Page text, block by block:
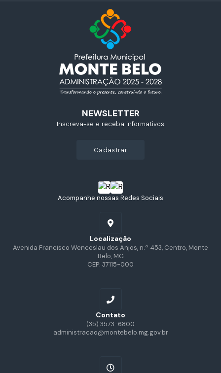
Acompanhe nossas Redes Sociais
Localização
Avenida Francisco Wenceslau dos Anjos, n.º 453, Centro, Monte
Belo, MG
CEP: 37115-000
Contato
(35) 3573-6800
administracao@montebelo.mg.gov.br
NEWSLETTER
Inscreva-se e receba informativos
cadastrar